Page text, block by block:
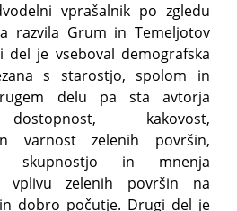
vprašalnik po zgledu
razvila Grum in Temeljotov
del je vseboval demografska
s starostjo, spolom in
delu pa sta avtorja
kakovost,
varnost zelenih površin,
skupnostjo in mnenja
vplivu zelenih površin na
dobro počutje. Drugi del je